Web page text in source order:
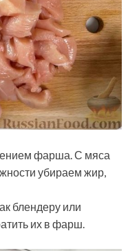
фарша. С мяса
убираем жир,
блендеру или
их в фарш.